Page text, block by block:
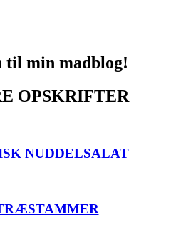
til min madblog!
OPSKRIFTER
NUDDELSALAT